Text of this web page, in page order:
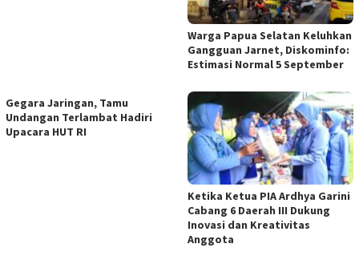
Warga Papua Selatan Keluhkan
Gangguan Jarnet, Diskominfo:
Estimasi Normal 5 September
Gegara Jaringan, Tamu
Undangan Terlambat Hadiri
Upacara HUT RI
Ketika Ketua PIA Ardhya Garini
Cabang 6 Daerah III Dukung
Inovasi dan Kreativitas
Anggota